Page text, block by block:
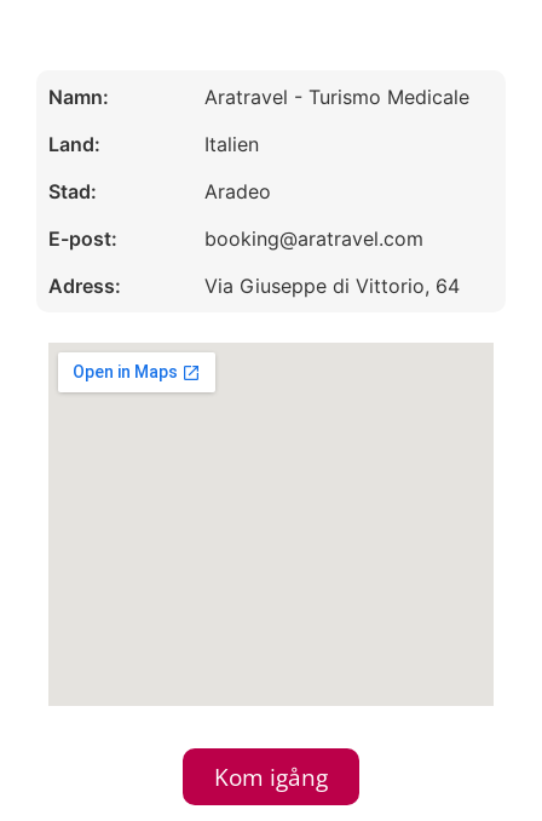
Namn:
Land:
Stad:
E-post:
Adress:
Aratravel - Turismo Medicale
Italien
Aradeo
booking@aratravel.com
Via Giuseppe di Vittorio, 64
Kom igång